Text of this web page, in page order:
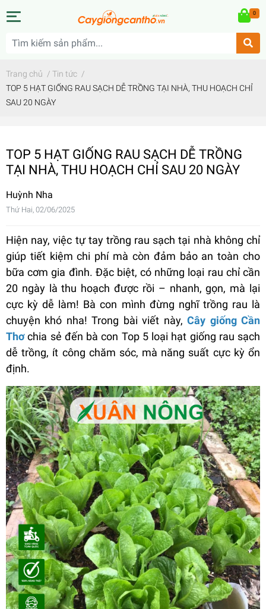
0
Trang chủ / Tin tức /
TOP 5 HẠT GIỐNG RAU SẠCH DỄ TRỒNG TẠI NHÀ, THU HOẠCH CHỈ
SAU 20 NGÀY
TOP 5 HẠT GIỐNG RAU SẠCH DỄ TRỒNG
TẠI NHÀ, THU HOẠCH CHỈ SAU 20 NGÀY
Huỳnh Nha
Thứ Hai, 02/06/2025
Hiện nay, việc tự tay trồng rau sạch tại nhà không chỉ
giúp tiết kiệm chi phí mà còn đảm bảo an toàn cho
bữa cơm gia đình. Đặc biệt, có những loại rau chỉ cần
20 ngày là thu hoạch được rồi – nhanh, gọn, mà lại
cực kỳ dễ làm! Bà con mình đừng nghĩ trồng rau là
chuyện khó nha! Trong bài viết này,Cây giống Cần
Thơchia sẻ đến bà con Top 5 loại hạt giống rau sạch
dễ trồng, ít công chăm sóc, mà năng suất cực kỳ ổn
định.